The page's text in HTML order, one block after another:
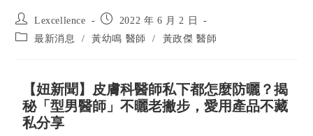
Lexcellence
2022 年 6 月 2 日
最新消息
/ 黃幼鳴 醫師 / 黃政傑 醫師
【妞新聞】皮膚科醫師私下都怎麼防曬？揭
秘「型男醫師」不曬老撇步，愛用產品不藏
私分享